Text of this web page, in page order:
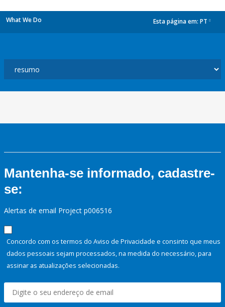
What We Do Esta página em: PT
Mantenha-se informado, cadastre-
se:
Alertas de email Project p006516
Concordo com os termos do Aviso de Privacidade e consinto que meus
dados pessoais sejam processados, na medida do necessário, para
assinar as atualizações selecionadas.